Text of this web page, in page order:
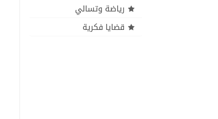
رياضة وتسالي
قضايا فكرية